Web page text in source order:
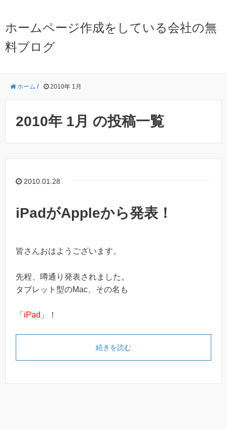
ホームページ作成をしている会社の無
料ブログ
ホーム / 2010年 1月
2010年 1月 の投稿一覧
2010.01.28
iPadがAppleから発表！
皆さんおはようございます。
先程、噂通り発表されました。
タブレット型のMac、その名も
「 iPad 」！
続きを読む